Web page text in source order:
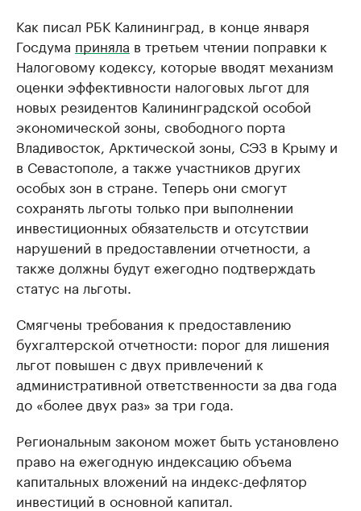
Как писал РБК Калининград, в конце января
Госдума приняла в третьем чтении поправки к
Налоговому кодексу, которые вводят механизм
оценки эффективности налоговых льгот для
новых резидентов Калининградской особой
экономической зоны, свободного порта
Владивосток, Арктической зоны, СЭЗ в Крыму и
в Севастополе, а также участников других
особых зон в стране. Теперь они смогут
сохранять льготы только при выполнении
инвестиционных обязательств и отсутствии
нарушений в предоставлении отчетности, а
также должны будут ежегодно подтверждать
статус на льготы.
Смягчены требования к предоставлению
бухгалтерской отчетности: порог для лишения
льгот повышен с двух привлечений к
административной ответственности за два года
до «более двух раз» за три года.
Региональным законом может быть установлено
право на ежегодную индексацию объема
капитальных вложений на индекс-дефлятор
инвестиций в основной капитал.